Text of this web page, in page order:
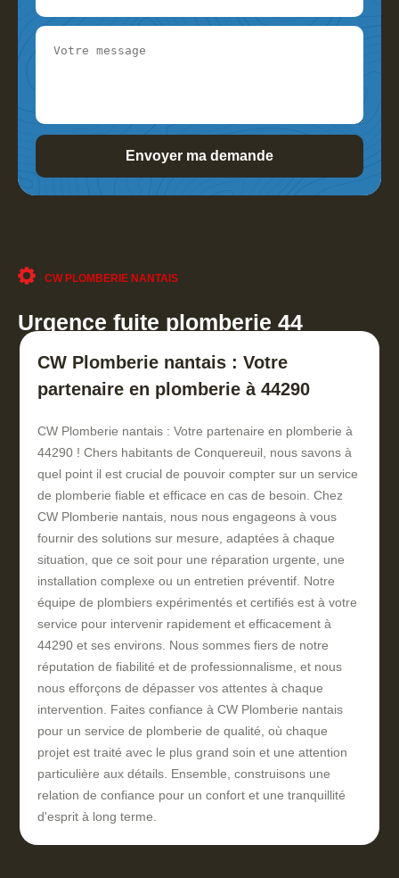
CW PLOMBERIE NANTAIS
Urgence fuite plomberie 44
CW Plomberie nantais : Votre
partenaire en plomberie à 44290
CW Plomberie nantais : Votre partenaire en plomberie à
44290 ! Chers habitants de Conquereuil, nous savons à
quel point il est crucial de pouvoir compter sur un service
de plomberie fiable et efficace en cas de besoin. Chez
CW Plomberie nantais, nous nous engageons à vous
fournir des solutions sur mesure, adaptées à chaque
situation, que ce soit pour une réparation urgente, une
installation complexe ou un entretien préventif. Notre
équipe de plombiers expérimentés et certifiés est à votre
service pour intervenir rapidement et efficacement à
44290 et ses environs. Nous sommes fiers de notre
réputation de fiabilité et de professionnalisme, et nous
nous efforçons de dépasser vos attentes à chaque
intervention. Faites confiance à CW Plomberie nantais
pour un service de plomberie de qualité, où chaque
projet est traité avec le plus grand soin et une attention
particulière aux détails. Ensemble, construisons une
relation de confiance pour un confort et une tranquillité
d'esprit à long terme.